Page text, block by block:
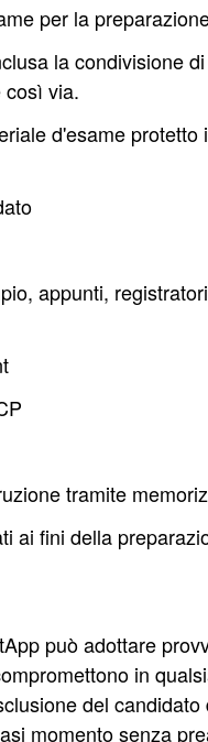
per la
la condivisione
così via.
d'esame
appunti,
tramite
ai fini della
può adottare
in
del
momento senza